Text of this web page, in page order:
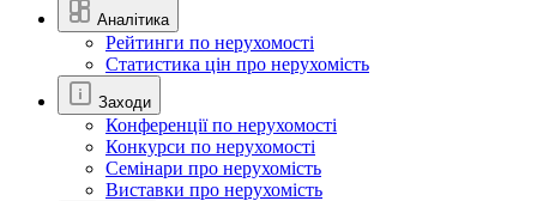
Аналітика
Рейтинги по нерухомості
Статистика цін про нерухомість
Заходи
Конференції по нерухомості
Конкурси по нерухомості
Семінари про нерухомість
Виставки про нерухомість